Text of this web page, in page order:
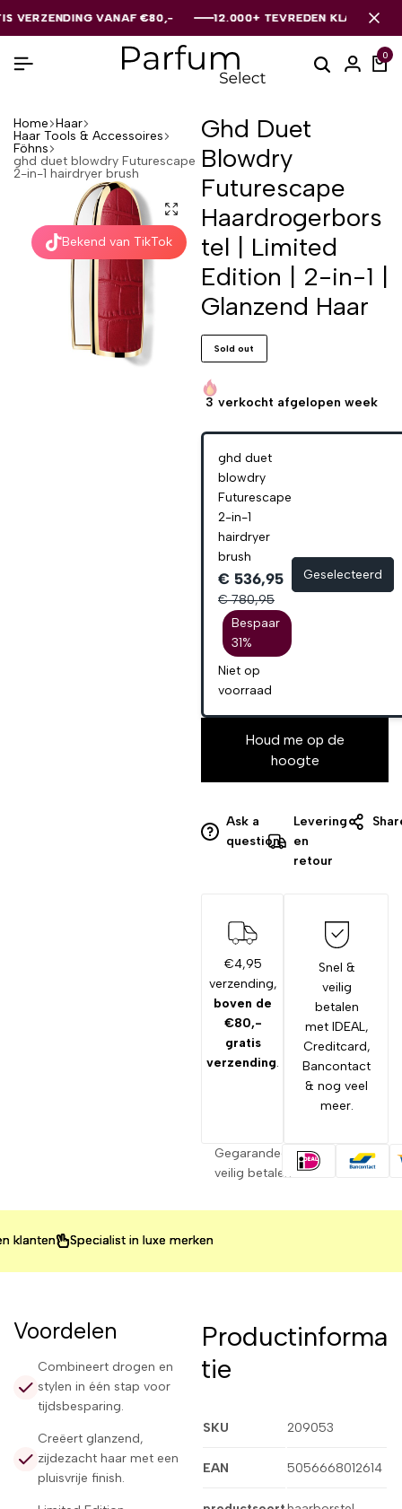
VANAF €80,- 12.000+ TEVREDEN KLANTEN
VANAF €80,- 12.000+ TEVREDEN KLANTEN
VANAF €80,- 12.000+ TEVREDEN KLANTEN
0
Home Haar
Haar Tools & Accessoires
Föhns
ghd duet blowdry Futurescape
2-in-1 hairdryer brush
Bekend van TikTok
Ghd Duet
Blowdry
Futurescape
Haardrogerbors
tel | Limited
Edition | 2-in-1 |
Glanzend Haar
Sold out
3 verkocht afgelopen week
ghd duet
blowdry
Futurescape
2-in-1
hairdryer
brush
€ 536,95
€ 780,95
Bespaar
31%
Niet op
voorraad
Geselecteerd
Houd me op de
hoogte
Ask a
question
Levering
en
retour
€4,95
verzending,
boven de
€80,-
gratis
verzending.
Snel &
veilig
betalen
met IDEAL,
Creditcard,
Bancontact
& nog veel
meer.
Gegarandeerd
veilig betalen
Specialist in luxe merken
Specialist in luxe merken
Specialist in luxe merken
Voordelen
Combineert drogen en
stylen in één stap voor
tijdsbesparing.
Creëert glanzend,
zijdezacht haar met een
pluisvrije finish.
Productinforma
tie
SKU 209053
EAN 5056668012614